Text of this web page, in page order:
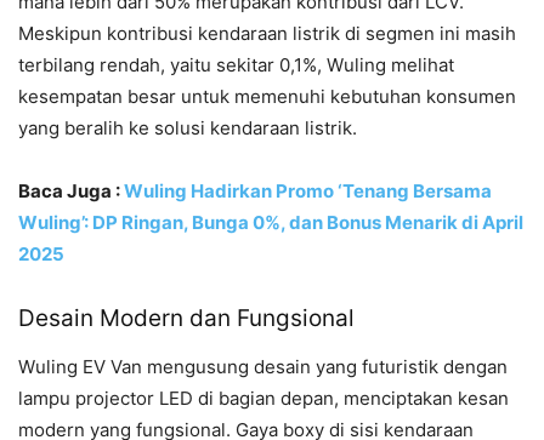
Meskipun kontribusi kendaraan listrik di segmen ini masih
terbilang rendah, yaitu sekitar 0,1%, Wuling melihat
kesempatan besar untuk memenuhi kebutuhan konsumen
yang beralih ke solusi kendaraan listrik.
Baca Juga :Wuling Hadirkan Promo ‘Tenang Bersama
Wuling’: DP Ringan, Bunga 0%, dan Bonus Menarik di April
2025
Desain Modern dan Fungsional
Wuling EV Van mengusung desain yang futuristik dengan
lampu projector LED di bagian depan, menciptakan kesan
modern yang fungsional. Gaya boxy di sisi kendaraan